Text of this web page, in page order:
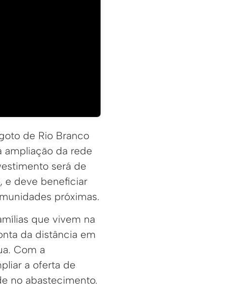
de Rio Branco
ampliação da rede
será de
e deve beneficiar
próximas.
que vivem na
da distância em
Com a
a oferta de
no abastecimento.